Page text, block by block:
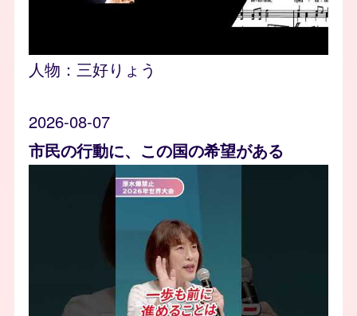
人物： 三好りょう
2026-08-07
市民の行動に、この国の希望がある